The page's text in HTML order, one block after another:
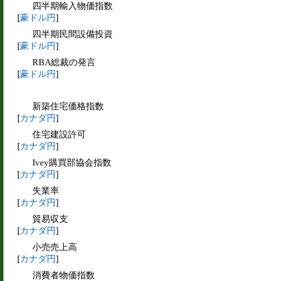
四半期輸入物価指数
[豪ドル円]
四半期民間設備投資
[豪ドル円]
RBA総裁の発言
[豪ドル円]
新築住宅価格指数
[カナダ円]
住宅建設許可
[カナダ円]
Ivey購買部協会指数
[カナダ円]
失業率
[カナダ円]
貿易収支
[カナダ円]
小売売上高
[カナダ円]
消費者物価指数